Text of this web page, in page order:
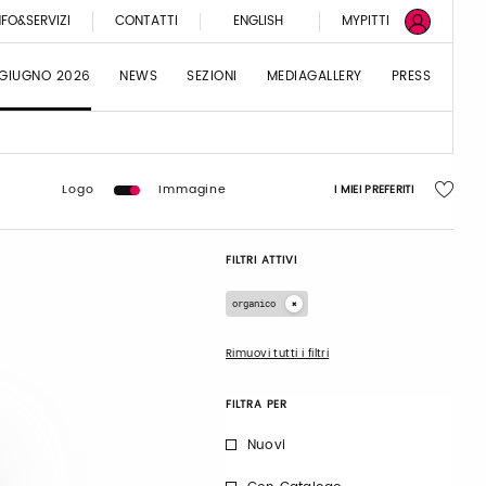
CONTATTI ENGLISH MYPITTI
2026 NEWS SEZIONI MEDIAGALLERY PRESS
Logo Immagine I MIEI PREFERITI
FILTRI ATTIVI
organico
Rimuovi tutti i filtri
FILTRA PER
Nuovi